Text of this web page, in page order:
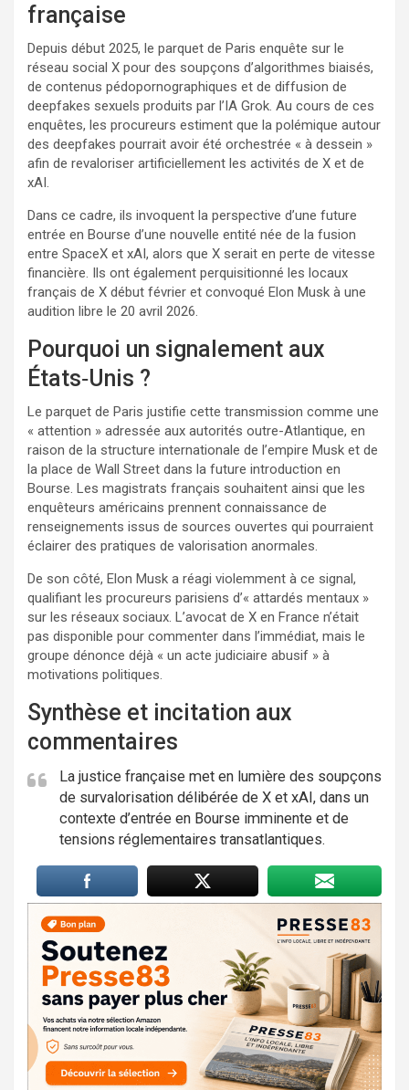
française
Depuis début 2025, le parquet de Paris enquête sur le
réseau social X pour des soupçons d’algorithmes biaisés,
de contenus pédopornographiques et de diffusion de
deepfakes sexuels produits par l’IA Grok. Au cours de ces
enquêtes, les procureurs estiment que la polémique autour
des deepfakes pourrait avoir été orchestrée « à dessein »
afin de revaloriser artificiellement les activités de X et de
xAI.
Dans ce cadre, ils invoquent la perspective d’une future
entrée en Bourse d’une nouvelle entité née de la fusion
entre SpaceX et xAI, alors que X serait en perte de vitesse
financière. Ils ont également perquisitionné les locaux
français de X début février et convoqué Elon Musk à une
audition libre le 20 avril 2026.
Pourquoi un signalement aux
États‑Unis ?
Le parquet de Paris justifie cette transmission comme une
« attention » adressée aux autorités outre-Atlantique, en
raison de la structure internationale de l’empire Musk et de
la place de Wall Street dans la future introduction en
Bourse. Les magistrats français souhaitent ainsi que les
enquêteurs américains prennent connaissance de
renseignements issus de sources ouvertes qui pourraient
éclairer des pratiques de valorisation anormales.
De son côté, Elon Musk a réagi violemment à ce signal,
qualifiant les procureurs parisiens d’« attardés mentaux »
sur les réseaux sociaux. L’avocat de X en France n’était
pas disponible pour commenter dans l’immédiat, mais le
groupe dénonce déjà « un acte judiciaire abusif » à
motivations politiques.
Synthèse et incitation aux
commentaires
La justice française met en lumière des soupçons
de survalorisation délibérée de X et xAI, dans un
contexte d’entrée en Bourse imminente et de
tensions réglementaires transatlantiques.